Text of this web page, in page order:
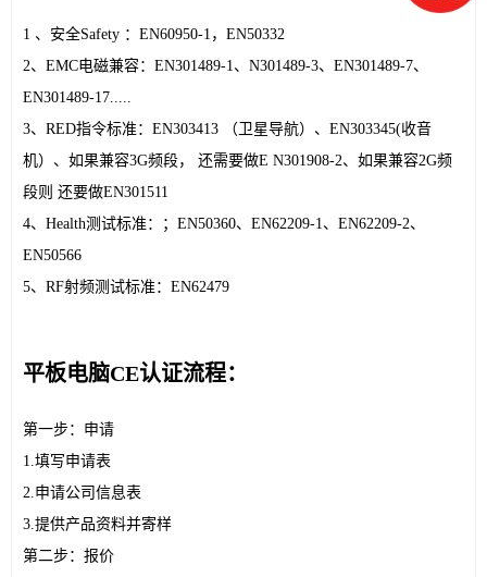
1 、安全Safety ：EN60950-1，EN50332
2、EMC电磁兼容：EN301489-1、N301489-3、EN301489-7、
EN301489-17.....
3、RED指令标准：EN303413 （卫星导航）、EN303345(收音
机）、如果兼容3G频段， 还需要做E N301908-2、如果兼容2G频
段则 还要做EN301511
4、Health测试标准：；EN50360、EN62209-1、EN62209-2、
EN50566
5、RF射频测试标准：EN62479
平板电脑CE认证流程：
第一步：申请
1.填写申请表
2.申请公司信息表
3.提供产品资料并寄样
第二步：报价